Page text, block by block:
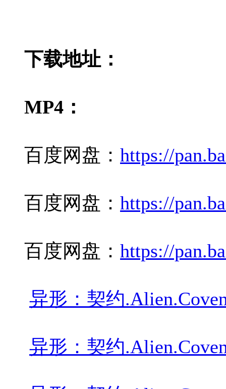
下载地址：
MP4：
百度网盘： https://
百度网盘： https://
百度网盘： https://
异形：契约
异形：契约